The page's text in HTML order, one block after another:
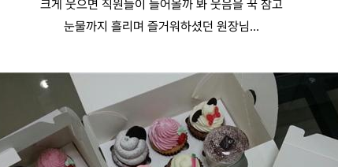
크게 웃으면 직원들이 들어올까 봐 웃음을 꾹 참고
눈물까지 흘리며 즐거워하셨던 원장님...